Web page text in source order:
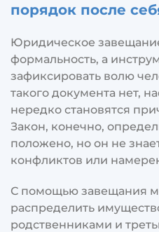
порядок после
Юридическое
формальность, а
зафиксировать волю
такого документа нет,
нередко становятся
Закон, конечно,
положено, но он не
конфликтов или
С помощью завещания
распределить
родственниками и